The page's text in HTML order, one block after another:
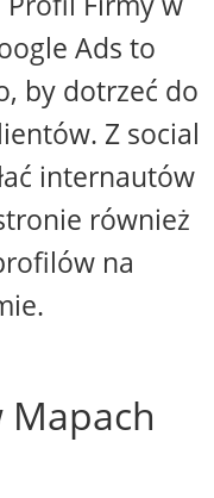
Ads to
by dotrzeć do
Z social
internautów
również
na
Mapach